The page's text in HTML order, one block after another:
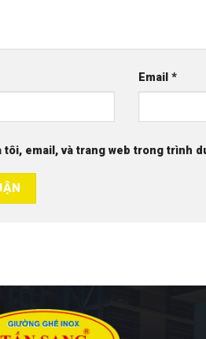
Email*
tôi, email, và trang web trong trình